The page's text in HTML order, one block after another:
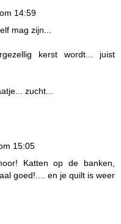
14:59
mag zijn...
kerst wordt... juist
zucht...
15:05
Katten op de banken,
goed!.... en je quilt is weer